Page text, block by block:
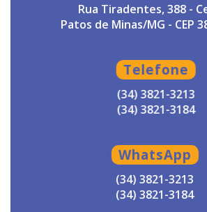
Rua Tiradentes, 388 -
Patos de Minas/MG - CEP
Telefone
(34) 3821-3213
(34) 3821-3184
WhatsApp
(34) 3821-3213
(34) 3821-3184